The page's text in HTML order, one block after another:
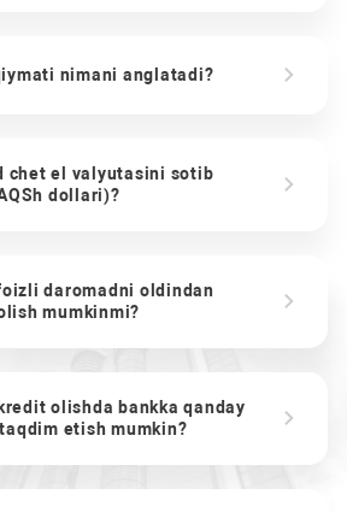
nimani anglatadi?
chet el valyutasini sotib
dollari)?
daromadni oldindan
mumkinmi?
olishda bankka qanday
etish mumkin?